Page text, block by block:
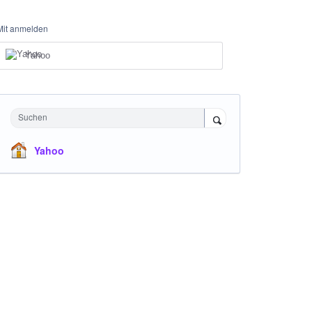
anmelden
Yahoo
Suchen
Yahoo